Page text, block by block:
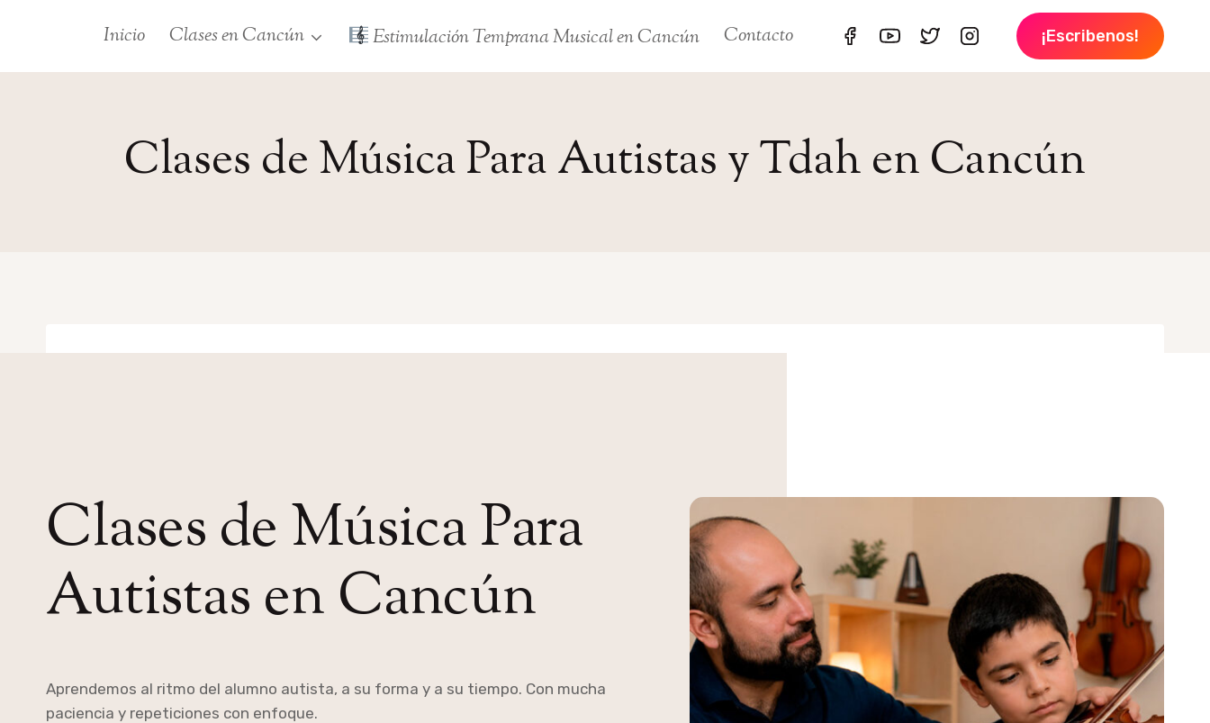
Inicio Clases en Cancún Estimulación Temprana Musical en Cancún Contacto ¡Escribenos!
Clases de Música Para Autistas y Tdah en Cancún
Clases de Música Para
Autistas en Cancún
Aprendemos al ritmo del alumno autista, a su forma y a su tiempo. Con mucha
paciencia y repeticiones con enfoque.